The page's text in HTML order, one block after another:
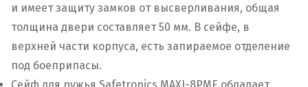
и имеет защиту замков от высверливания, общая
толщина двери составляет 50 мм. В сейфе, в
верхней части корпуса, есть запираемое отделение
под боеприпасы.